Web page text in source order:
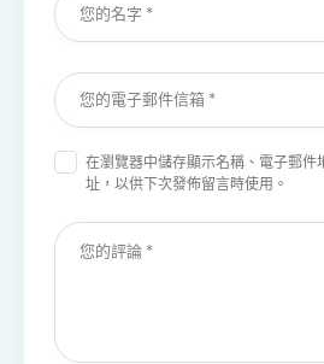
在瀏覽器中儲存顯示名稱、電子郵件
址，以供下次發佈留言時使用。